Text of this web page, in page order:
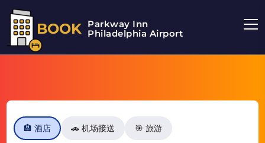
BOOK Parkway Inn
Philadelphia Airport
🏨 酒店 🚗 机场接送 🎯 旅游